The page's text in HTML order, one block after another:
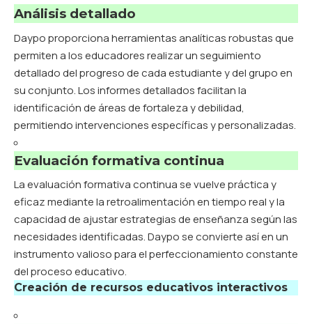
Análisis detallado
Daypo proporciona herramientas analíticas robustas que
permiten a los educadores realizar un seguimiento
detallado del progreso de cada estudiante y del grupo en
su conjunto. Los informes detallados facilitan la
identificación de áreas de fortaleza y debilidad,
permitiendo intervenciones específicas y personalizadas.
Evaluación formativa continua
La evaluación formativa continua se vuelve práctica y
eficaz mediante la retroalimentación en tiempo real y la
capacidad de ajustar estrategias de enseñanza según las
necesidades identificadas. Daypo se convierte así en un
instrumento valioso para el perfeccionamiento constante
del proceso educativo.
Creación de recursos educativos interactivos